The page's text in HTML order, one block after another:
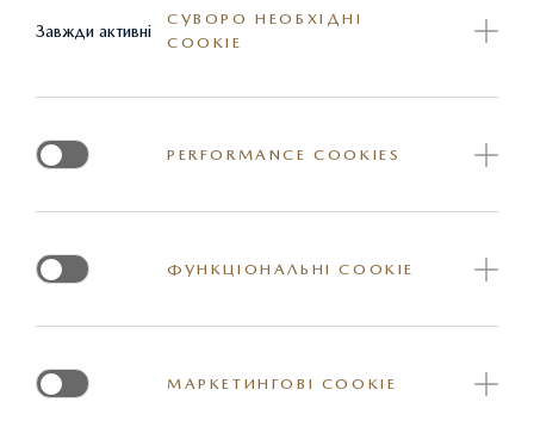
*Вказана орієнтовна ціна актуальна на момент оновлення інформації на
Завжди активні
СУВОРО НЕОБХІДНІ
COOKIE
PERFORMANCE COOKIES
ФУНКЦІОНАЛЬНІ COOKIE
МАРКЕТИНГОВІ COOKIE